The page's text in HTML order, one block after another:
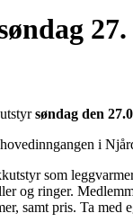
27.
søndag den
i
som
og ringer.
samt pris. Ta med